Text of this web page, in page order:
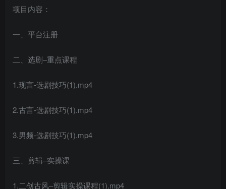
项目内容：
一、平台注册
二、选剧–重点课程
1.现言-选剧技巧(1).mp4
2.古言-选剧技巧(1).mp4
3.男频-选剧技巧(1).mp4
三、剪辑–实操课
1.二创古风–剪辑实操课程(1).mp4